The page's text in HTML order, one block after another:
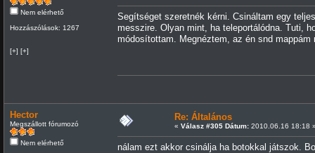
Nem elérhető
Hozzászólások: 1267
[+] [+]
Segítséget szeretnék kérni. Csináltam egy
messzire. Olyan mint, ha teleportálódna. Tuti,
módosítottam. Megnéztem, az én snd
Hector
Megszállott fórumozó
Nem elérhető
Re: Általános
« Válasz #305 Dátum:2010.06.16 18:18
nálam ezt akkor csinálja ha botokkal játszok.